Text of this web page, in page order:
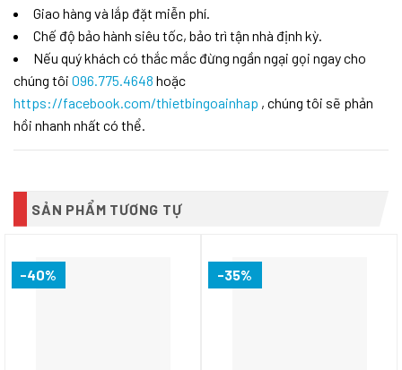
Giao hàng và lắp đặt miễn phí.
Chế độ bảo hành siêu tốc, bảo trì tận nhà định kỳ.
Nếu quý khách có thắc mắc đừng ngần ngại gọi ngay cho
chúng tôi 096.775.4648 hoặc
https://facebook.com/thietbingoainhap , chúng tôi sẽ phản
hồi nhanh nhất có thể.
SẢN PHẨM TƯƠNG TỰ
-40% -35%